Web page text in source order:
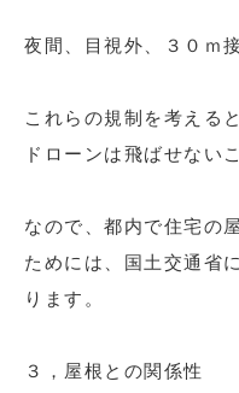
夜間、目視外、３０ｍ
これらの規制を考える
ドローンは飛ばせない
なので、都内で住宅の
ためには、国土交通省
ります。
３，屋根との関係性